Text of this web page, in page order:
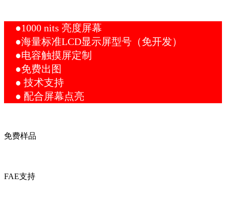
●1000 nits 亮度屏幕
●海量标准LCD显示屏型号（免开发）
●电容触摸屏定制
●免费出图
● 技术支持
● 配合屏幕点亮
免费样品
FAE支持